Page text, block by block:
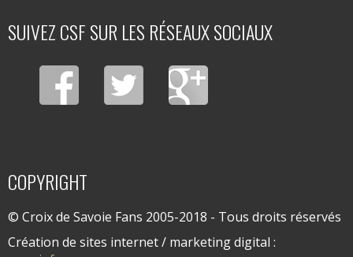
SUIVEZ CSF SUR LES RÉSEAUX SOCIAUX
COPYRIGHT
© Croix de Savoie Fans 2005-2018 - Tous droits réservés
Création de sites internet / marketing digital :